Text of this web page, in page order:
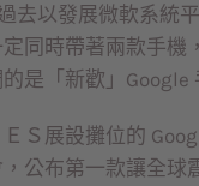
去以發展微軟系統
同時帶著兩款手機
是「新歡」Google
Ｓ展設攤位的
公布第一款讓全球